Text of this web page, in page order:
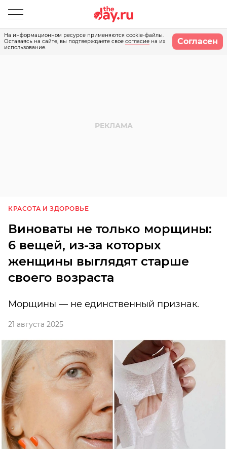
На информационном ресурсе применяются cookie-файлы.
Оставаясь на сайте, вы подтверждаете свое согласие на их
использование.
Согласен
КРАСОТА И ЗДОРОВЬЕ
Виноваты не только морщины:
6 вещей, из-за которых
женщины выглядят старше
своего возраста
Морщины — не единственный признак.
21 августа 2025